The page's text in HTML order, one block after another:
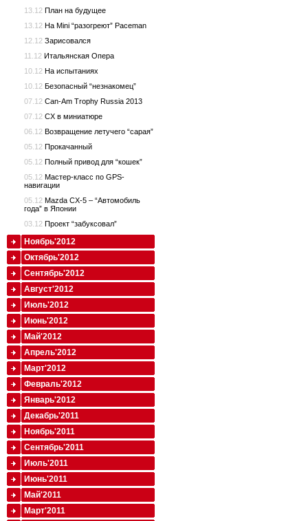
13.12 План на будущее
13.12 На Mini “разогреют” Paceman
12.12 Зарисовался
11.12 Итальянская Опера
10.12 На испытаниях
10.12 Безопасный “незнакомец”
07.12 Can-Am Trophy Russia 2013
07.12 CX в миниатюре
06.12 Возвращение летучего “сарая”
05.12 Прокачанный
05.12 Полный привод для “кошек”
05.12 Мастер-класс по GPS-
навигации
05.12 Mazda CX-5 – “Автомобиль
года” в Японии
03.12 Проект “забуксовал”
Ноябрь'2012
Октябрь'2012
Сентябрь'2012
Август'2012
Июль'2012
Июнь'2012
Май'2012
Апрель'2012
Март'2012
Февраль'2012
Январь'2012
Декабрь'2011
Ноябрь'2011
Сентябрь'2011
Июль'2011
Июнь'2011
Май'2011
Март'2011